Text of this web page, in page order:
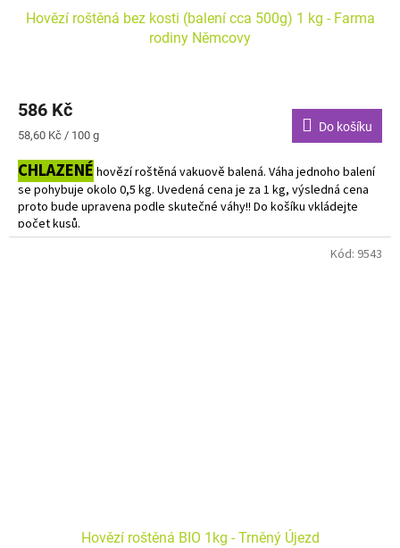
Hovězí roštěná bez kosti (balení cca 500g) 1 kg - Farma
rodiny Němcovy
586 Kč
Měrná
58,60 Kč / 100 g
Do košíku
CHLAZENÉ hovězí roštěná vakuově balená. Váha jednoho balení
se pohybuje okolo 0,5 kg. Uvedená cena je za 1 kg, výsledná cena
proto bude upravena podle skutečné váhy!! Do košíku vkládejte
počet kusů.
Hovězí roštěná BIO 1kg - Trněný Újezd
Kód: 9543